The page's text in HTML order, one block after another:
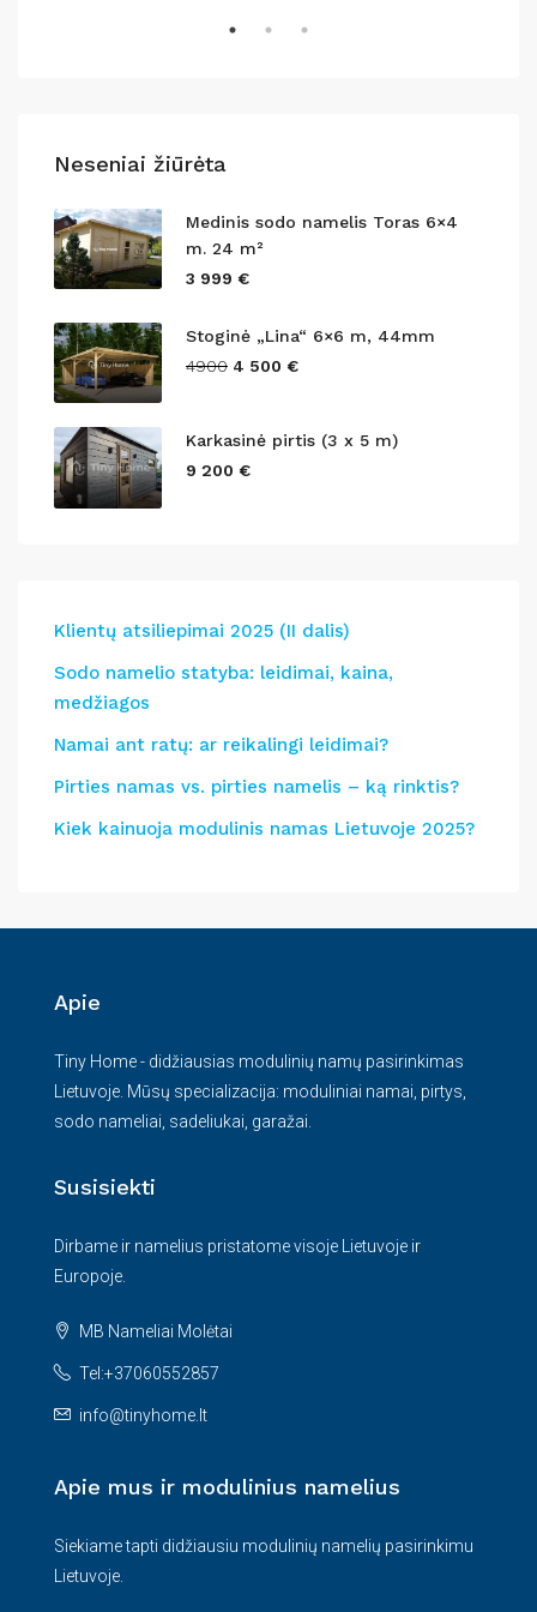
Neseniai žiūrėta
Medinis sodo namelis Toras 6×4
m. 24 m²
3 999 €
Stoginė „Lina“ 6×6 m, 44mm
4900 4 500 €
Karkasinė pirtis (3 x 5 m)
9 200 €
Klientų atsiliepimai 2025 (II dalis)
Sodo namelio statyba: leidimai, kaina,
medžiagos
Namai ant ratų: ar reikalingi leidimai?
Pirties namas vs. pirties namelis – ką rinktis?
Kiek kainuoja modulinis namas Lietuvoje 2025?
Apie
Tiny Home - didžiausias modulinių namų pasirinkimas
Lietuvoje. Mūsų specializacija: moduliniai namai, pirtys,
sodo nameliai, sadeliukai, garažai.
Susisiekti
Dirbame ir namelius pristatome visoje Lietuvoje ir
Europoje.
MB Nameliai Molėtai
Tel:+37060552857
info@tinyhome.lt
Apie mus ir modulinius namelius
Siekiame tapti didžiausiu modulinių namelių pasirinkimu
Lietuvoje.